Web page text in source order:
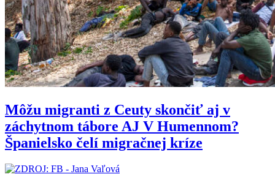
Môžu migranti z Ceuty skončiť aj v
záchytnom tábore AJ V Humennom?
Španielsko čelí migračnej kríze